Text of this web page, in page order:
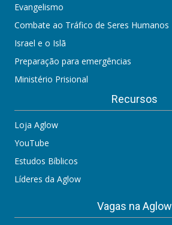
Evangelismo
Combate ao Tráfico de Seres Humanos
Israel e o Islã
Preparação para emergências
Ministério Prisional
Recursos
Loja Aglow
YouTube
Estudos Bíblicos
Líderes da Aglow
Vagas na Aglow